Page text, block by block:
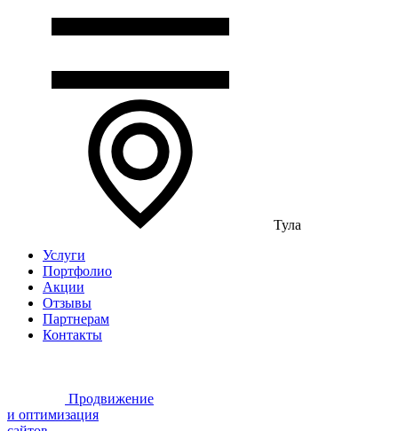
Тула
Услуги
Портфолио
Акции
Отзывы
Партнерам
Контакты
Продвижение
и оптимизация